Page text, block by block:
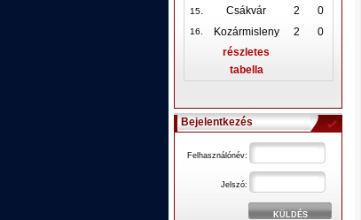
15. Csákvár 2 0
16. Kozármisleny 2
0
részletes
tabella
Bejelentkezés
Felhasználónév:
Jelszó: